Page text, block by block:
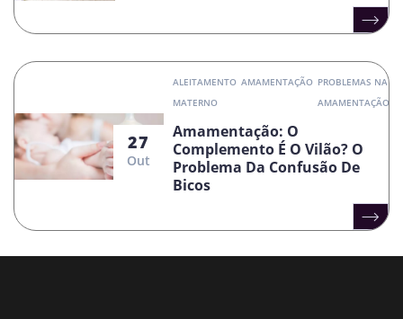
27
Out
ALEITAMENTO
MATERNO
AMAMENTAÇÃO PROBLEMAS NA
AMAMENTAÇÃO
Amamentação: O
Complemento É O Vilão? O
Problema Da Confusão De
Bicos